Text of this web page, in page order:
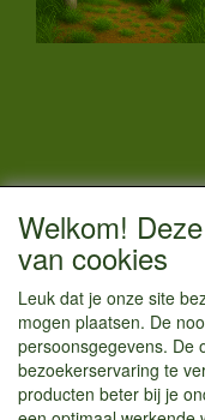
Vestigingsadres:
Hoofdweg 36
1433 JW Kudelstaart
Tel : 06 125 82 112
Welkom!
van cookies
Leuk dat je onze site
mogen plaatsen. De
persoonsgegevens. De
bezoekerservaring te
producten beter bij je